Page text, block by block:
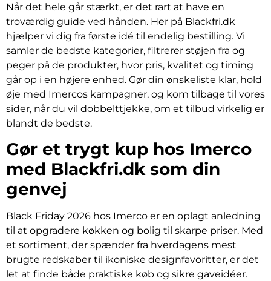
Når det hele går stærkt, er det rart at have en
troværdig guide ved hånden. Her på Blackfri.dk
hjælper vi dig fra første idé til endelig bestilling. Vi
samler de bedste kategorier, filtrerer støjen fra og
peger på de produkter, hvor pris, kvalitet og timing
går op i en højere enhed. Gør din ønskeliste klar, hold
øje med Imercos kampagner, og kom tilbage til vores
sider, når du vil dobbelttjekke, om et tilbud virkelig er
blandt de bedste.
Gør et trygt kup hos Imerco
med Blackfri.dk som din
genvej
Black Friday 2026 hos Imerco er en oplagt anledning
til at opgradere køkken og bolig til skarpe priser. Med
et sortiment, der spænder fra hverdagens mest
brugte redskaber til ikoniske designfavoritter, er det
let at finde både praktiske køb og sikre gaveidéer.